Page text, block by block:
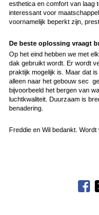
esthetica en comfort van laag
interessant voor
voornamelijk beperkt zijn,
De beste oplossing vraagt
Op het eind hebben we met
dak gebruikt wordt. Er wordt
praktijk mogelijk is. Maar dat
alleen naar het gebouw sec
bijvoorbeeld het bergen van
luchtkwaliteit. Duurzaam is
benadering.
Freddie en Wil bedankt. Wordt